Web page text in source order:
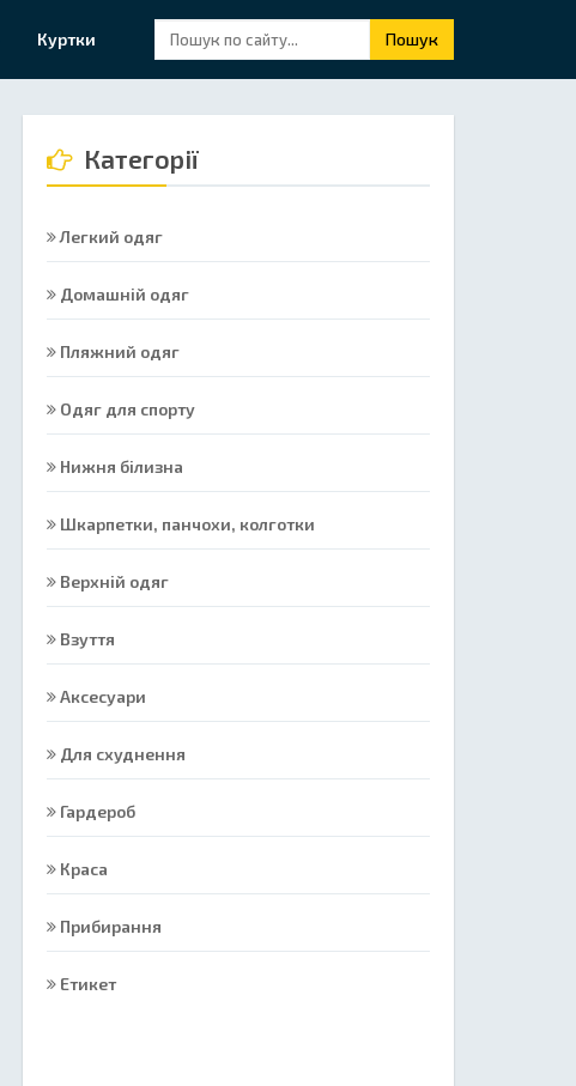
Куртки Пошук
Категорії
Легкий одяг
Домашній одяг
Пляжний одяг
Одяг для спорту
Нижня білизна
Шкарпетки, панчохи, колготки
Верхній одяг
Взуття
Аксесуари
Для схуднення
Гардероб
Краса
Прибирання
Етикет